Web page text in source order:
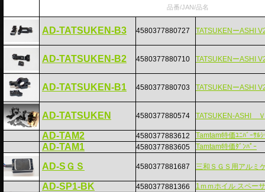
品番/JAN/品名
AD-TATSUKEN-B3 4580377880727 TATSUKENーASHI
AD-TATSUKEN-B2 4580377880710 TATSUKENーASHI
AD-TATSUKEN-B1 4580377880703 TATSUKENーASHI
AD-TATSUKEN 4580377880574 TATSUKEN-ASHI
AD-TAM2 4580377883612 Tamtam特価ﾕﾆﾊﾞｰｻﾙｼ
AD-TAM1 4580377883605 Tamtam特価ﾀﾞﾝﾊﾟｰ
AD-SＧＳ 4580377881687 三和ＳＧＳ用アルミ
AD-SP1-BK 4580377881366 1ｍｍホイル スペー